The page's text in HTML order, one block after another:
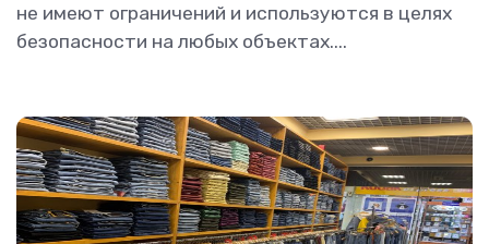
не имеют ограничений и используются в целях
безопасности на любых объектах....